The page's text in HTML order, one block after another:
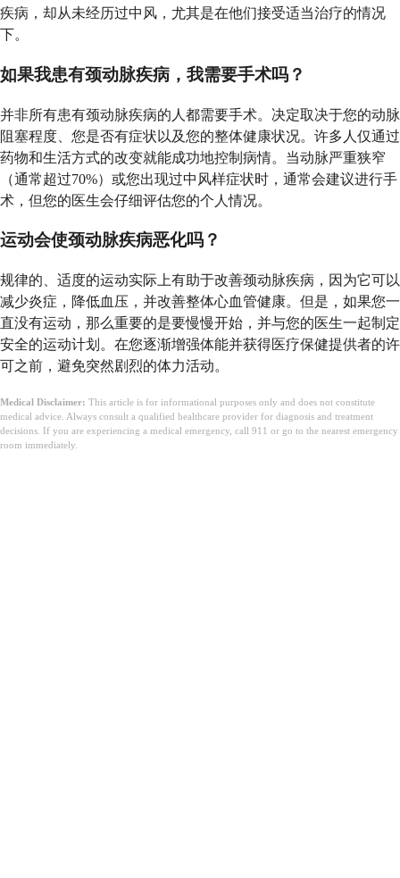
疾病，却从未经历过中风，尤其是在他们接受适当治疗的情况
下。
如果我患有颈动脉疾病，我需要手术吗？
并非所有患有颈动脉疾病的人都需要手术。决定取决于您的动脉
阻塞程度、您是否有症状以及您的整体健康状况。许多人仅通过
药物和生活方式的改变就能成功地控制病情。当动脉严重狭窄
（通常超过70%）或您出现过中风样症状时，通常会建议进行手
术，但您的医生会仔细评估您的个人情况。
运动会使颈动脉疾病恶化吗？
规律的、适度的运动实际上有助于改善颈动脉疾病，因为它可以
减少炎症，降低血压，并改善整体心血管健康。但是，如果您一
直没有运动，那么重要的是要慢慢开始，并与您的医生一起制定
安全的运动计划。在您逐渐增强体能并获得医疗保健提供者的许
可之前，避免突然剧烈的体力活动。
Medical Disclaimer: This article is for informational purposes only and does not constitute
medical advice. Always consult a qualified healthcare provider for diagnosis and treatment
decisions. If you are experiencing a medical emergency, call 911 or go to the nearest emergency
room immediately.